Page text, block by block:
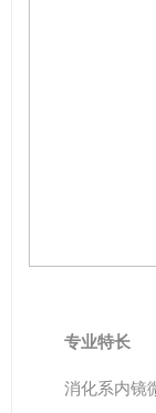
专业特长
消化系内镜